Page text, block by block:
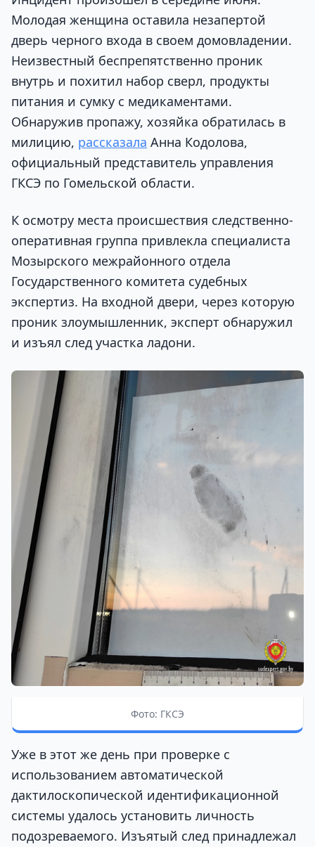
Молодая женщина оставила незапертой
дверь черного входа в своем домовладении.
Неизвестный беспрепятственно проник
внутрь и похитил набор сверл, продукты
питания и сумку с медикаментами.
Обнаружив пропажу, хозяйка обратилась в
милицию, рассказала Анна Кодолова,
официальный представитель управления
ГКСЭ по Гомельской области.
К осмотру места происшествия следственно-
оперативная группа привлекла специалиста
Мозырского межрайонного отдела
Государственного комитета судебных
экспертиз. На входной двери, через которую
проник злоумышленник, эксперт обнаружил
и изъял след участка ладони.
Фото: ГКСЭ
Уже в этот же день при проверке с
использованием автоматической
дактилоскопической идентификационной
системы удалось установить личность
подозреваемого. Изъятый след принадлежал